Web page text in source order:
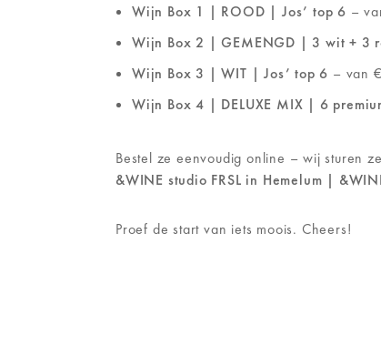
Wijn Box 1 | ROOD | Jos’ top 6 –
Wijn Box 2 | GEMENGD | 3 wit + 3
Wijn Box 3 | WIT | Jos’ top 6 – van
Wijn Box 4 | DELUXE MIX | 6
Bestel ze eenvoudig online – wij sturen
&WINE studio FRSL in Hemelum |
Proef de start van iets moois. Cheers!